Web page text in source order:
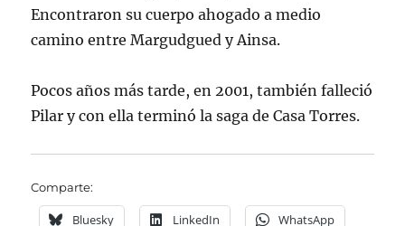
Encontraron su cuerpo ahogado a medio
camino entre Margudgued y Ainsa.
Pocos años más tarde, en 2001, también falleció
Pilar y con ella terminó la saga de Casa Torres.
Comparte:
Bluesky LinkedIn WhatsApp